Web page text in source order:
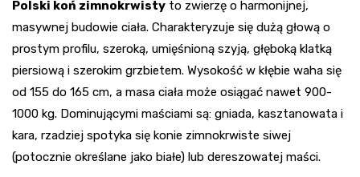
Polski koń zimnokrwisty to zwierzę o harmonijnej,
masywnej budowie ciała. Charakteryzuje się dużą głową o
prostym profilu, szeroką, umięśnioną szyją, głęboką klatką
piersiową i szerokim grzbietem. Wysokość w kłębie waha się
od 155 do 165 cm, a masa ciała może osiągać nawet 900-
1000 kg. Dominującymi maściami są: gniada, kasztanowata i
kara, rzadziej spotyka się konie zimnokrwiste siwej
(potocznie określane jako białe) lub dereszowatej maści.